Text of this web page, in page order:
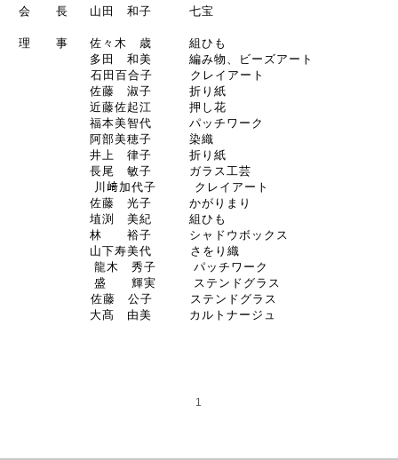
会 長 山田 和子 七宝
理 事 佐々木 歳 組ひも
多田 和美 編み物、ビーズアート
石田百合子 クレイアート
佐藤 淑子 折り紙
近藤佐起江 押し花
福本美智代 パッチワーク
阿部美穂子 染織
井上 律子 折り紙
長尾 敏子 ガラス工芸
川﨑加代子 クレイアート
佐藤 光子 かがりまり
埴渕 美紀 組ひも
林 裕子 シャドウボックス
山下寿美代 さをり織
龍木 秀子 パッチワーク
盛 輝実 ステンドグラス
佐藤 公子 ステンドグラス
大髙 由美 カルトナージュ
1